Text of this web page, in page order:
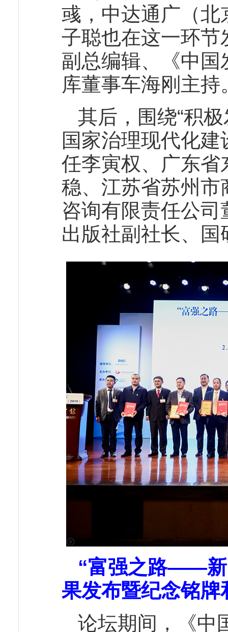
彧，中达通广（
子聪也在这一环
副总编辑、《中
库董事车海刚主持
其后，围绕“积
国家治理现代化
任李寅权、广东
稳、江苏省苏州
咨询有限责任公
出版社副社长、
“富强之路——新
果发布暨纪念铭牌
论坛期间，《中